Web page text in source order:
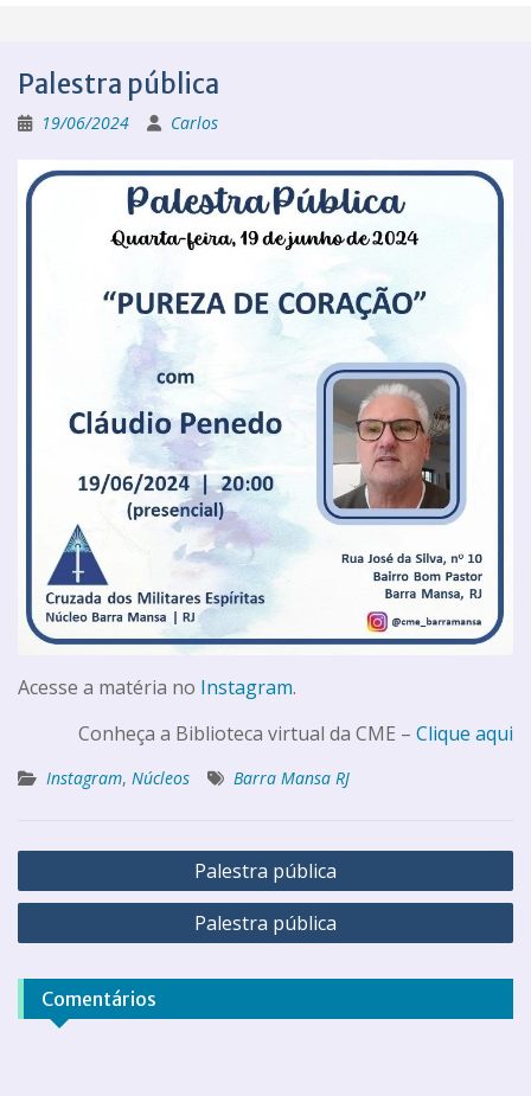
Palestra pública
19/06/2024 Carlos
Acesse a matéria no Instagram.
Conheça a Biblioteca virtual da CME – Clique aqui
Instagram, Núcleos Barra Mansa RJ
Palestra pública
Palestra pública
Comentários